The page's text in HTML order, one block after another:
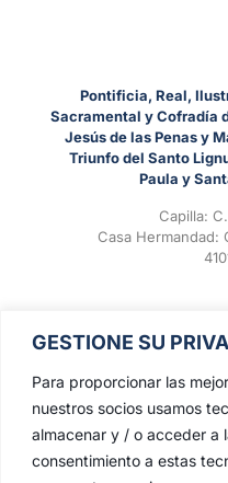
GESTIONE SU
Para proporcionar las
nuestros socios usamos
almacenar y / o acceder a
consentimiento a estas
Pontificia, Real,
Sacramental y Cofradía
Jesús de las Penas y
Triunfo del Santo
Paula y
Capilla:
Casa Hermandad: